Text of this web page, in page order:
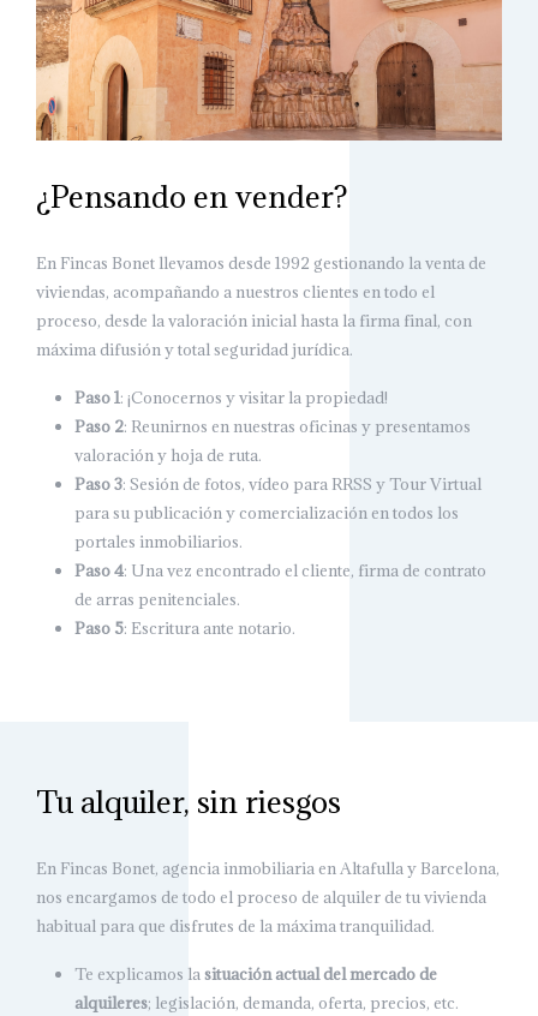
¿Pensando en vender?
En Fincas Bonet llevamos desde 1992 gestionando la venta de
viviendas, acompañando a nuestros clientes en todo el
proceso, desde la valoración inicial hasta la firma final, con
máxima difusión y total seguridad jurídica.
Paso 1: ¡Conocernos y visitar la propiedad!
Paso 2: Reunirnos en nuestras oficinas y presentamos
valoración y hoja de ruta.
Paso 3: Sesión de fotos, vídeo para RRSS y Tour Virtual
para su publicación y comercialización en todos los
portales inmobiliarios.
Paso 4: Una vez encontrado el cliente, firma de contrato
de arras penitenciales.
Paso 5: Escritura ante notario.
Tu alquiler, sin riesgos
En Fincas Bonet, agencia inmobiliaria en Altafulla y Barcelona,
nos encargamos de todo el proceso de alquiler de tu vivienda
habitual para que disfrutes de la máxima tranquilidad.
Te explicamos lasituación actual del mercado de
alquileres; legislación, demanda, oferta, precios, etc.